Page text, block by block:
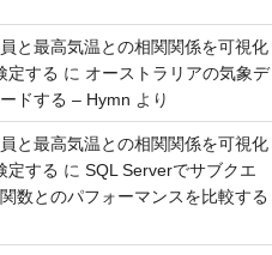
と最高気温との相関関係を可視化
定する に オーストラリアの気象デ
ドする – Hymn より
と最高気温との相関関係を可視化
定する に SQL Serverでサブクエ
数とのパフォーマンスを比較する